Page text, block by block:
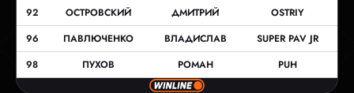
92
ОСТРОВСКИЙ ДМИТРИЙ
OSTRIY
96
ПАВЛЮЧЕНКО ВЛАДИСЛАВ
SUPER PAV JR
98
ПУХОВ РОМАН PUH